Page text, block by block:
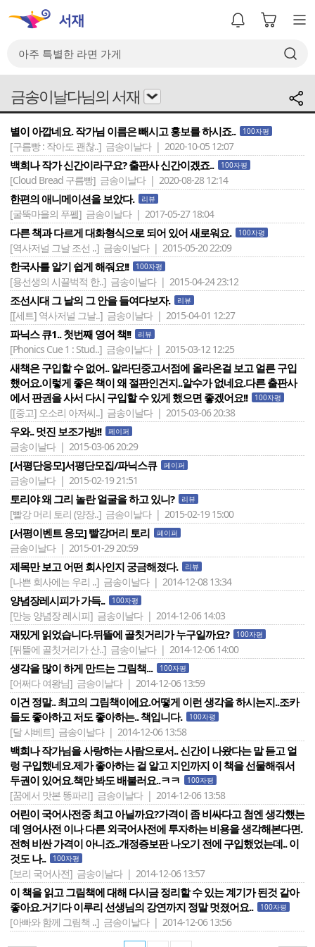
금송이날다님의 서재
별이 아깝네요. 작가님 이름은 빼시고 홍보를 하시죠.. 100자평
[구름빵 : 작아도 괜찮..] 금송이날다 | 2020-10-05 12:07
백희나 작가 신간이라구요? 출판사 신간이겠죠.. 100자평
[Cloud Bread 구름빵] 금송이날다 | 2020-08-28 12:14
한편의 애니메이션을 보았다. 리뷰
[굴뚝마을의 푸펠] 금송이날다 | 2017-05-27 18:04
다른 책과 다르게 대화형식으로 되어 있어 새로워요. 100자평
[역사저널 그날 조선 ..] 금송이날다 | 2015-05-20 22:09
한국사를 알기 쉽게 해줘요!! 100자평
[용선생의 시끌벅적 한..] 금송이날다 | 2015-04-24 23:12
조선시대 그 날의 그 안을 들여다보자. 리뷰
[[세트] 역사저널 그날..] 금송이날다 | 2015-04-01 12:27
파닉스 큐1.. 첫번째 영어 책!! 리뷰
[Phonics Cue 1 : Stud..] 금송이날다 | 2015-03-12 12:25
새책은 구입할 수 없어.. 알라딘중고서점에 올라온걸 보고 얼른 구입
했어요.이렇게 좋은 책이 왜 절판인건지..알수가 없네요.다른 출판사
에서 판권을 사서 다시 구입할 수 있게 했으면 좋겠어요!!
100자평
[[중고] 오소리 아저씨..] 금송이날다 | 2015-03-06 20:38
우와.. 멋진 보조가방!! 페이퍼
금송이날다 | 2015-03-06 20:29
[서평단응모]서평단모집/파닉스큐 페이퍼
금송이날다 | 2015-02-19 21:51
토리야 왜 그리 놀란 얼굴을 하고 있니? 리뷰
[빨강 머리 토리 (양장..] 금송이날다 | 2015-02-19 15:00
[서평이벤트 응모] 빨강머리 토리 페이퍼
금송이날다 | 2015-01-29 20:59
제목만 보고 어떤 회사인지 궁금해졌다. 리뷰
[나쁜 회사에는 우리 ..] 금송이날다 | 2014-12-08 13:34
양념장레시피가 가득.. 100자평
[만능 양념장 레시피] 금송이날다 | 2014-12-06 14:03
재밌게 읽었습니다.뒤뜰에 골칫거리가 누구일까요? 100자평
[뒤뜰에 골칫거리가 산..] 금송이날다 | 2014-12-06 14:00
생각을 많이 하게 만드는 그림책... 100자평
[어쩌다 여왕님] 금송이날다 | 2014-12-06 13:59
이건 정말.. 최고의 그림책이에요.어떻게 이런 생각을 하시는지..조카
들도 좋아하고 저도 좋아하는.. 책입니다.
100자평
[달 샤베트] 금송이날다 | 2014-12-06 13:58
백희나 작가님을 사랑하는 사람으로서.. 신간이 나왔다는 말 듣고 얼
렁 구입했네요.제가 좋아하는 걸 알고 지인까지 이 책을 선물해줘서
두권이 있어요.책만 봐도 배불러요..ㅋㅋ
100자평
[꿈에서 맛본 똥파리] 금송이날다 | 2014-12-06 13:58
어린이 국어사전중 최고 아닐까요?가격이 좀 비싸다고 첨엔 생각했는
데 영어사전 이나 다른 외국어사전에 투자하는 비용을 생각해본다면.
전혀 비싼 가격이 아니죠..개정증보판 나오기 전에 구입했었는데.. 이
것도 나..
100자평
[보리 국어사전] 금송이날다 | 2014-12-06 13:57
이 책을 읽고 그림책에 대해 다시금 정리할 수 있는 계기가 된것 같아
좋아요.거기다 이루리 선생님의 강연까지 정말 멋졌어요..
100자평
[아빠와 함께 그림책 ..] 금송이날다 | 2014-12-06 13:56